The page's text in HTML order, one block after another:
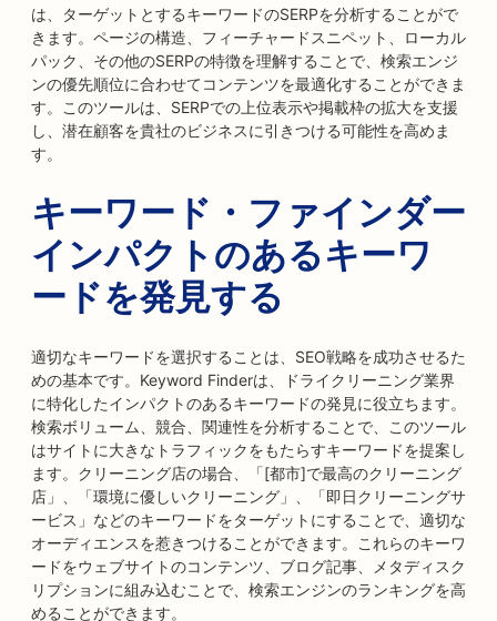
は、ターゲットとするキーワードのSERPを分析することがで
きます。ページの構造、フィーチャードスニペット、ローカル
パック、その他のSERPの特徴を理解することで、検索エンジ
ンの優先順位に合わせてコンテンツを最適化することができま
す。このツールは、SERPでの上位表示や掲載枠の拡大を支援
し、潜在顧客を貴社のビジネスに引きつける可能性を高めま
す。
キーワード・ファインダー
インパクトのあるキーワ
ードを発見する
適切なキーワードを選択することは、SEO戦略を成功させるた
めの基本です。Keyword Finderは、ドライクリーニング業界
に特化したインパクトのあるキーワードの発見に役立ちます。
検索ボリューム、競合、関連性を分析することで、このツール
はサイトに大きなトラフィックをもたらすキーワードを提案し
ます。クリーニング店の場合、「[都市]で最高のクリーニング
店」、「環境に優しいクリーニング」、「即日クリーニングサ
ービス」などのキーワードをターゲットにすることで、適切な
オーディエンスを惹きつけることができます。これらのキーワ
ードをウェブサイトのコンテンツ、ブログ記事、メタディスク
リプションに組み込むことで、検索エンジンのランキングを高
めることができます。